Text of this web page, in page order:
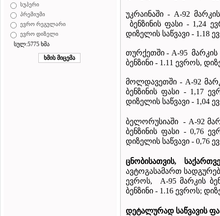
სუპერი
პრემიუმი
ევრო რეგულარი
ევრო დიზელი
სულ:5775 ხმა
უკრაინაში - A-92
ბენზინის ფასი - 1,24
დიზელის საწვავი - 1.18
თურქეთში - A-95 მარკის
ბენზინი - 1.11 ევროს,
მოლდავეთში - A-92
ბენზინის ფასი - 1,17
დიზელის საწვავი - 1,04
ბელორუსიაში - A-92
ბენზინის ფასი - 0,76
დიზელის საწვავი - 0,76
ცნობისათვის,
ავტოგასამართ
ევროს, A-95 მარკის
ბენზინი - 1.16 ევროს;
დეტალურად საწვავის